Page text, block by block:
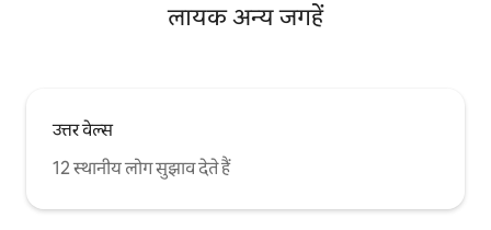
लायक अन्य जगहें
उत्तर वेल्स
12 स्थानीय लोग सुझाव देते हैं